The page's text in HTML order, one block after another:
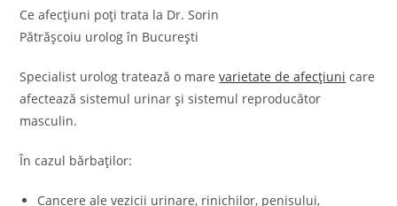
Ce afecțiuni poți trata la Dr. Sorin
Pătrășcoiu urolog în București
Specialist urolog tratează o marevarietate de afecțiuni care
afectează sistemul urinar și sistemul reproducător
masculin.
În cazul bărbaților:
Cancere ale vezicii urinare, rinichilor, penisului,